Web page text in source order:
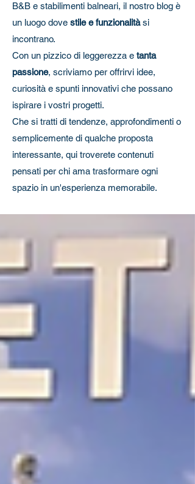
B&B e stabilimenti balneari, il nostro blog è
un luogo dove stile e funzionalitàsi
incontrano.
Con un pizzico di leggerezza e tanta
passione, scriviamo per offrirvi idee,
curiosità e spunti innovativi che possano
ispirare i vostri progetti.
Che si tratti di tendenze, approfondimenti o
semplicemente di qualche proposta
interessante, qui troverete contenuti
pensati per chi ama trasformare ogni
spazio in un'esperienza memorabile.